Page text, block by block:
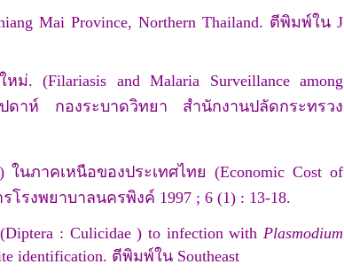
Mai Province, Northern Thailand. ตีพิมพ์ใน J
ม่. (Filariasis and Malaria Surveillance among
ดาห์ กองระบาดวิทยา สำนักงานปลัดกระทรวง
ภาคเหนือของประเทศไทย (Economic Cost of
รโรงพยาบาลนครพิงค์ 1997 ; 6 (1) : 13-18.
(Diptera : Culicidae ) to infection withPlasmodium
identification. ตีพิมพ์ใน Southeast